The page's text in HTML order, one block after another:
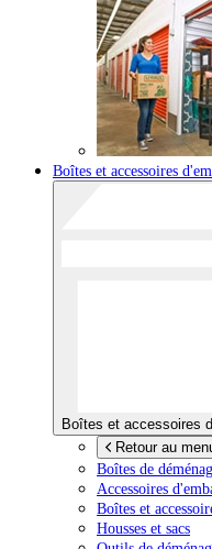
Boîtes et accessoires
Boîtes et accessoires
Retour au
Boîtes de
Accessoires
Boîtes et
Housses et sacs